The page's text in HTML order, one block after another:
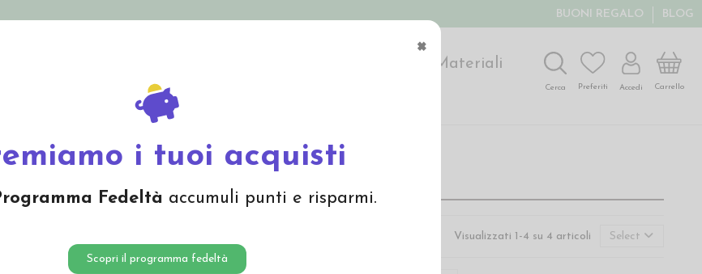
×
i tuoi acquisti
Fedeltà accumuli punti e risparmi.
Scopri il programma fedeltà
BUONI REGALO BLOG
Materiali
Offerte
Cerca Preferiti Accedi Carrello
Visualizzati 1-4 su 4 articoli Select